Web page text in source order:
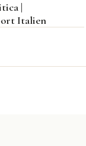
|
Italien